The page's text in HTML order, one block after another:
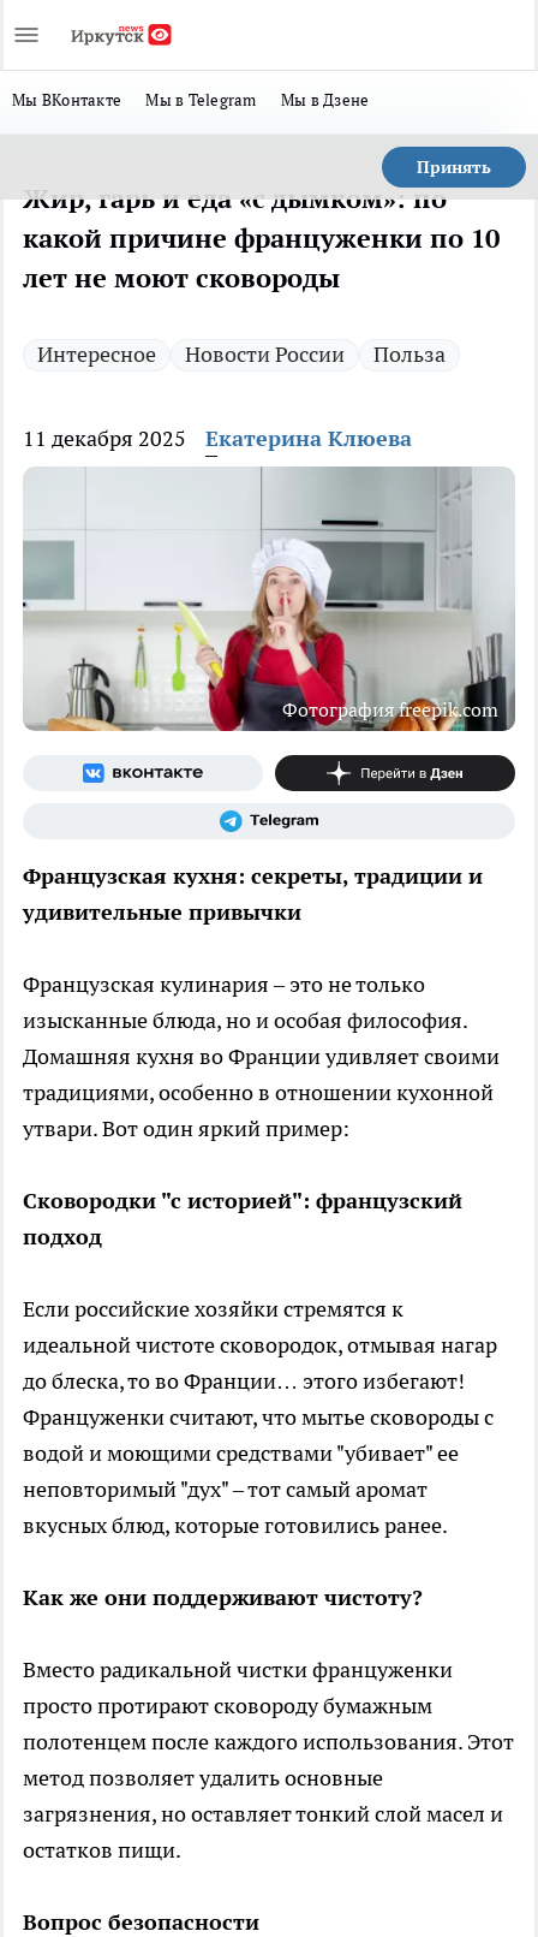
Мы ВКонтакте Мы в Telegram Мы в Дзене
Принять
Жир, гарь и еда «с дымком»: по
какой причине француженки по 10
лет не моют сковороды
Интересное Новости России Польза
11 декабря 2025 Екатерина Клюева
Фотография freepik.com
Французская кухня: секреты, традиции и
удивительные привычки
Французская кулинария – это не только
изысканные блюда, но и особая философия.
Домашняя кухня во Франции удивляет своими
традициями, особенно в отношении кухонной
утвари. Вот один яркий пример:
Сковородки "с историей": французский
подход
Если российские хозяйки стремятся к
идеальной чистоте сковородок, отмывая нагар
до блеска, то во Франции… этого избегают!
Француженки считают, что мытье сковороды с
водой и моющими средствами "убивает" ее
неповторимый "дух" – тот самый аромат
вкусных блюд, которые готовились ранее.
Как же они поддерживают чистоту?
Вместо радикальной чистки француженки
просто протирают сковороду бумажным
полотенцем после каждого использования. Этот
метод позволяет удалить основные
загрязнения, но оставляет тонкий слой масел и
остатков пищи.
Вопрос безопасности